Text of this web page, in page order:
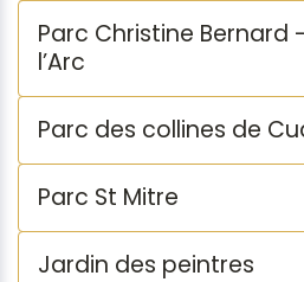
Parc Christine Bernard
l’Arc
Parc des collines de
Parc St Mitre
Jardin des peintres